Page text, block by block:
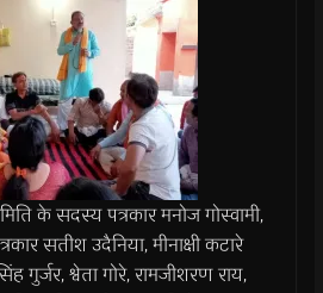
के सदस्य पत्रकार मनोज गोस्वामी,
सतीश उदैनिया, मीनाक्षी कटारे
गुर्जर, श्वेता गोरे, रामजीशरण राय,